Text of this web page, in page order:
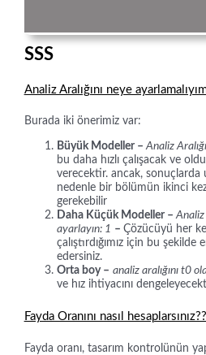
SSS
Analiz Aralığını neye
Burada iki önerimiz var:
Büyük Modeller –Analiz
bu daha hızlı çalışacak ve
verecektir. ancak, sonuçlarda
nedenle bir bölümün ikinci kez
gerekebilir
Daha Küçük Modeller –Analiz
ayarlayın: 1 – Çözücüyü her
çalıştırdığımız için bu
edersiniz.
Orta boy – analiz aralığını t0
ve hız ihtiyacını
Fayda Oranını nasıl hesaplarsınız??
Fayda oranı, tasarım kontrolünün